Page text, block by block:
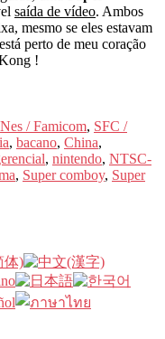
saída de vídeo. Ambos
mesmo se eles estavam
perto de meu coração
!
Nes / Famicom, SFC /
, bacano, China,
, nintendo, NTSC-
, Super comboy, Super